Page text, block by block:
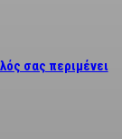
σας περιμένει